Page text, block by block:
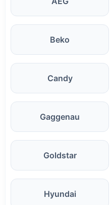
Beko
Candy
Gaggenau
Goldstar
Hyundai